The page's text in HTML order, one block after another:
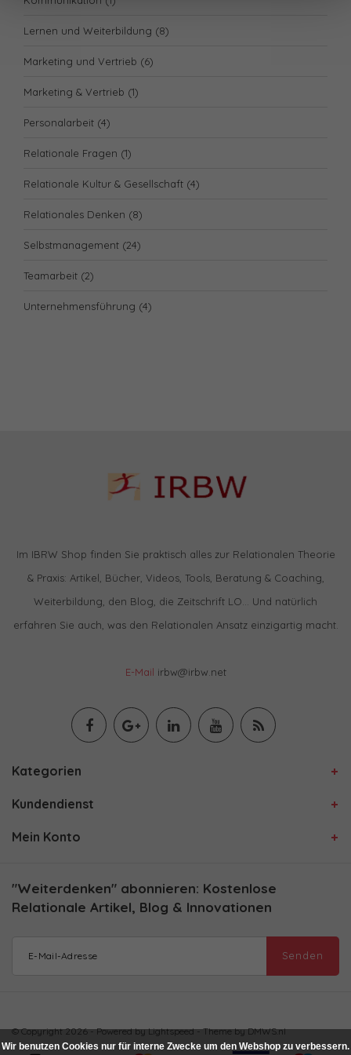
Lernen und Weiterbildung (8)
Marketing und Vertrieb (6)
Marketing & Vertrieb (1)
Personalarbeit (4)
Relationale Fragen (1)
Relationale Kultur & Gesellschaft (4)
Relationales Denken (8)
Selbstmanagement (24)
Teamarbeit (2)
Unternehmensführung (4)
Im IBRW Shop finden Sie praktisch alles zur Relationalen Theorie
& Praxis: Artikel, Bücher, Videos, Tools, Beratung & Coaching,
Weiterbildung, den Blog, die Zeitschrift LO… Und natürlich
erfahren Sie auch, was den Relationalen Ansatz einzigartig macht.
E-Mail irbw@irbw.net
Kategorien
Kundendienst
Mein Konto
"Weiterdenken" abonnieren: Kostenlose
Relationale Artikel, Blog & Innovationen
Senden
© Copyright 2026 - Powered byLightspeed- Theme byDMWS.nl
Wir benutzen Cookies nur für interne Zwecke um den Webshop zu verbessern.